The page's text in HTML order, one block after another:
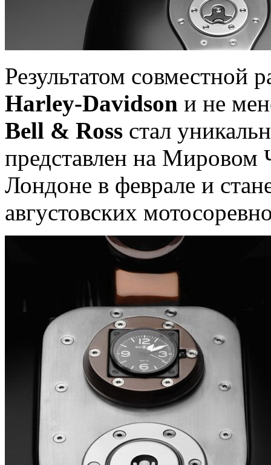
Результатом совместной
Harley-Davidson и не
Bell & Ross стал
представлен на Мировом
Лондоне в феврале и
августовских